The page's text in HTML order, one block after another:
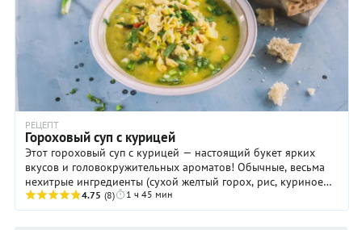
РЕЦЕПТ
Гороховый суп с курицей
Этот гороховый суп с курицей — настоящий букет ярких
вкусов и головокружительных ароматов! Обычные, весьма
нехитрые ингредиенты (сухой желтый горох, рис, куриное
филе и овощи) дополняются острым ...
4.75 (8) 1 ч 45 мин